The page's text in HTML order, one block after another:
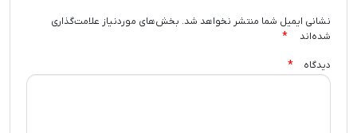
نشانی ایمیل شما منتشر نخواهد شد. بخش‌های موردنیاز علامت‌گذاری
شده‌اند
*
دیدگاه *